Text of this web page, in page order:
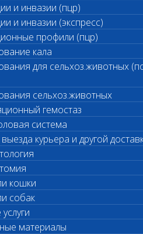
и инвазии (пцр)
и инвазии (экспресс)
профили (пцр)
кала
для сельхоз.животных
сельхоз.животных
гемостаз
система
курьера и другой
кошки
собак
материалы
законом. Товарный знак
БИО"